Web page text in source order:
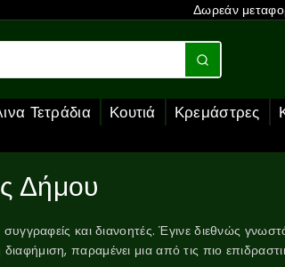
Δωρεάν
Τετράδια Κουτιά Κρεμάστρες
Δήμου
και διανοητές. Έγινε διεθνώς
παραμένει μια από τις πιο